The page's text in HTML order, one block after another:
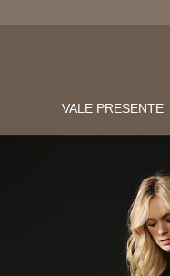
VALE PRESENTE